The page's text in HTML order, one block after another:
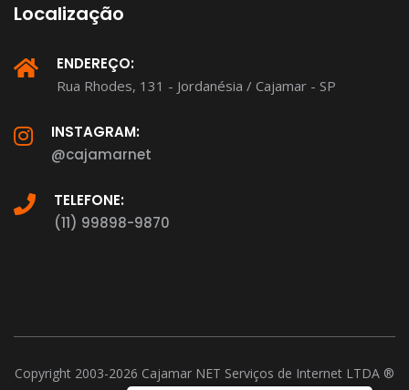
Localização
ENDEREÇO:
Rua Rhodes, 131 - Jordanésia / Cajamar - SP
INSTAGRAM:
@cajamarnet
TELEFONE:
(11) 99898-9870
Copyright 2003-2026 Cajamar NET Serviços de Internet LTDA ®